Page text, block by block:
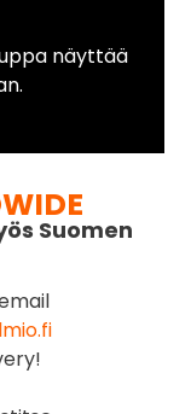
näyttää
Suomen